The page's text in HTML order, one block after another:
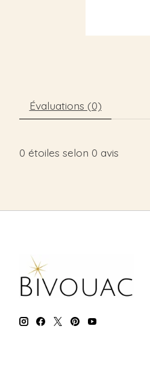
Évaluations (0)
0 étoiles selon 0 avis